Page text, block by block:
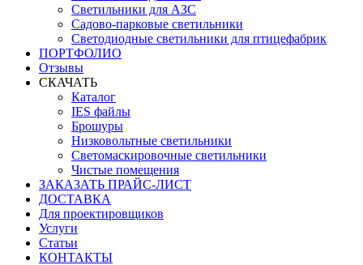
Светильники для АЗС
Садово-парковые светильники
Светодиодные светильники для птицефабрик
ПОРТФОЛИО
Отзывы
СКАЧАТЬ
Каталог
IES файлы
Брошуры
Низковольтные светильники
Светомаскировочные светильники
Чистые помещения
ЗАКАЗАТЬ ПРАЙС-ЛИСТ
ДОСТАВКА
Для проектировщиков
Услуги
Статьи
КОНТАКТЫ